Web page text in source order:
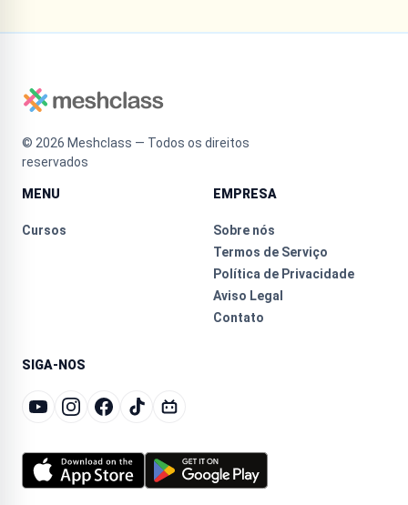
© 2026 Meshclass — Todos os direitos
reservados
MENU
Cursos
EMPRESA
Sobre nós
Termos de Serviço
Política de Privacidade
Aviso Legal
Contato
SIGA-NOS